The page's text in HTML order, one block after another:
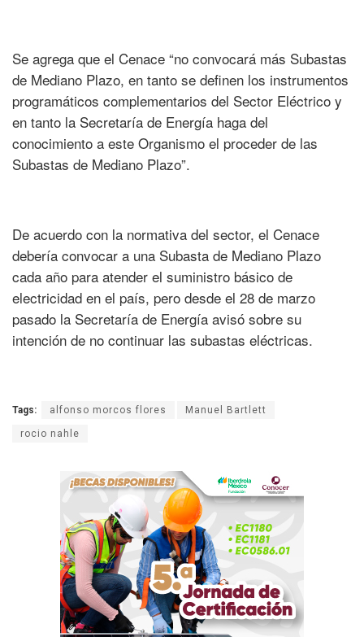
Se agrega que el Cenace “no convocará más Subastas
de Mediano Plazo, en tanto se definen los instrumentos
programáticos complementarios del Sector Eléctrico y
en tanto la Secretaría de Energí­a haga del
conocimiento a este Organismo el proceder de las
Subastas de Mediano Plazo”.
De acuerdo con la normativa del sector, el Cenace
debería convocar a una Subasta de Mediano Plazo
cada año para atender el suministro básico de
electricidad en el país, pero desde el 28 de marzo
pasado la Secretaría de Energí­a avisó sobre su
intención de no continuar las subastas eléctricas.
Tags: alfonso morcos flores Manuel Bartlett
rocio nahle